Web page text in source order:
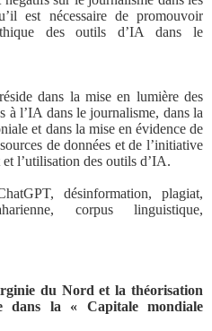
est nécessaire de promouvoir
des outils d’IA dans le
dans la mise en lumière des
à l’IA dans le journalisme, dans la
et dans la mise en évidence de
de données et de l’initiative
l’utilisation des outils d’IA.
désinformation, plagiat,
corpus linguistique,
du Nord et la théorisation
dans la « Capitale mondiale